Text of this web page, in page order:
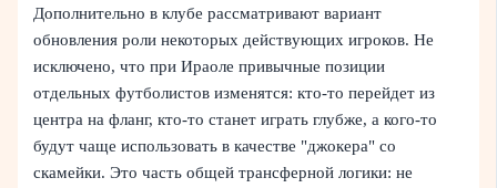
Дополнительно в клубе рассматривают вариант
обновления роли некоторых действующих игроков. Не
исключено, что при Ираоле привычные позиции
отдельных футболистов изменятся: кто-то перейдет из
центра на фланг, кто-то станет играть глубже, а кого-то
будут чаще использовать в качестве "джокера" со
скамейки. Это часть общей трансферной логики: не